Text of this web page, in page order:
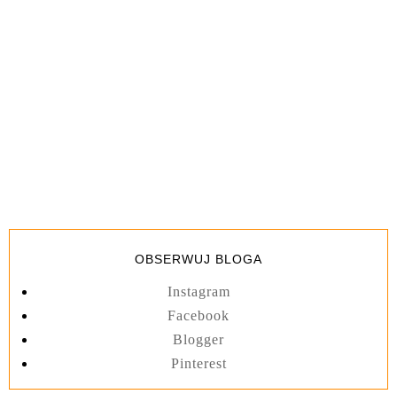
OBSERWUJ BLOGA
Instagram
Facebook
Blogger
Pinterest